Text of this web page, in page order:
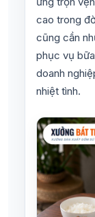
cao trong
cũng cần
phục vụ
doanh
nhiệt tình.